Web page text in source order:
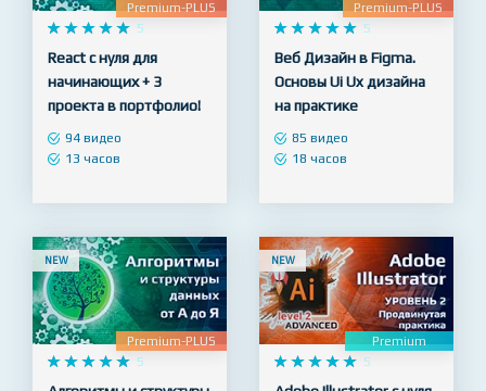
Premium-PLUS
    
     5
React с нуля для
начинающих + 3
проекта в портфолио!
Premium-PLUS
    
     5
Веб Дизайн в Figma.
Основы Ui Ux дизайна
на практике
NEW NEW